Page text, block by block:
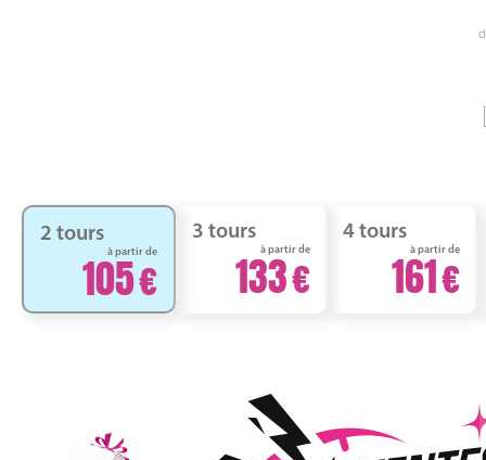
2 tours
à partir de
105
3 tours
à partir de
133
4 tours
à partir de
161